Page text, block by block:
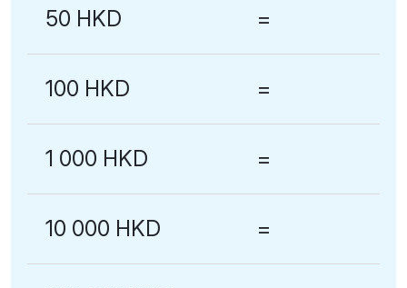
50 HKD =
100 HKD =
1 000 HKD =
10 000 HKD =